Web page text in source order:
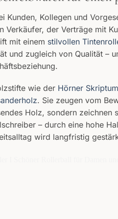
Kunden, Kollegen und
Verkäufer, der Verträge mit
mit einem stilvollen
und zugleich von Qualität –
wie der Hörner
. Sie zeugen vom
Holz, sondern zeichnen
– durch eine hohe
wird langfristig